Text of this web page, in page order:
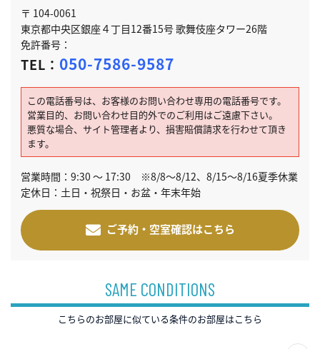
〒 104-0061
東京都中央区銀座４丁目12番15号 歌舞伎座タワー26階
免許番号：
TEL： 050-7586-9587
この電話番号は、お客様のお問い合わせ専用の電話番号です。
営業目的、お問い合わせ目的外でのご利用はご遠慮下さい。
悪質な場合、サイト管理者より、損害賠償請求を行わせて頂き
ます。
営業時間：9:30 ～ 17:30 ※8/8～8/12、8/15～8/16夏季休業
定休日：土日・祝祭日・お盆・年末年始
ご予約・空室確認はこちら
SAME CONDITIONS
こちらのお部屋に似ている条件のお部屋はこちら